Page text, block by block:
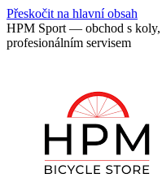
Přeskočit na hlavní obsah
HPM Sport — obchod s koly,
profesionálním servisem